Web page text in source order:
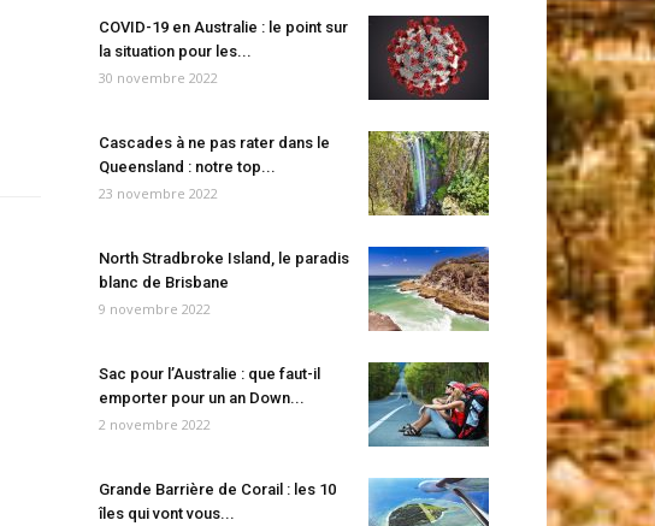
COVID-19 en Australie : le point sur
la situation pour les...
30 novembre 2022
Cascades à ne pas rater dans le
Queensland : notre top...
23 novembre 2022
North Stradbroke Island, le paradis
blanc de Brisbane
9 novembre 2022
Sac pour l’Australie : que faut-il
emporter pour un an Down...
2 novembre 2022
Grande Barrière de Corail : les 10
îles qui vont vous...